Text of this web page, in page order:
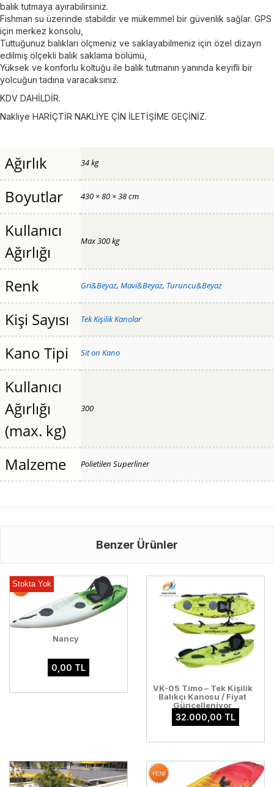
balık tutmaya ayırabilirsiniz.
Fishman su üzerinde stabildir ve mükemmel bir güvenlik sağlar. GPS
için merkez konsolu,
Tuttuğunuz balıkları ölçmeniz ve saklayabilmeniz için özel dizayn
edilmiş ölçekli balık saklama bölümü,
Yüksek ve konforlu koltuğu ile balık tutmanın yanında keyifli bir
yolcuğun tadına varacaksınız.
KDV DAHİLDİR.
Nakliye HARİÇTİR NAKLİYE ÇİN İLETİŞİME GEÇİNİZ.
Ağırlık 34 kg
Boyutlar 430 × 80 × 38 cm
Kullanıcı
Ağırlığı
Max 300 kg
Renk Gri&Beyaz, Mavi&Beyaz, Turuncu&Beyaz
Kişi Sayısı Tek Kişilik Kanolar
Kano Tipi Sit on Kano
Kullanıcı
Ağırlığı
(max. kg)
300
Malzeme Polietilen Superliner
Benzer Ürünler
Stokta Yok
Nancy
0,00 TL
VK-05 Timo – Tek Kişilik
Balıkçı Kanosu / Fiyat
Güncelleniyor
32.000,00 TL